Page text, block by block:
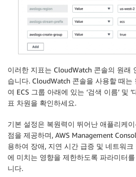
이러한 지표는 CloudWatch 콘솔의 원래
습니다. CloudWatch 콘솔을 사용할 때
여 ECS 그룹 아래에 있는 ‘검색 이름’ 및
표 차원을 확인하세요.
기본 설정은 복원력이 뛰어난 애플리케
점을 제공하며, AWS Management
용하여 장애, 지연 시간 급증 및 네트워
에 미치는 영향을 제한하도록 파라미터
니다.